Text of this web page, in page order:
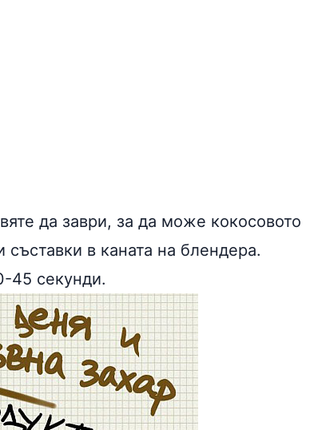
да заври, за да може кокосовото
в каната на блендера.
45 секунди.